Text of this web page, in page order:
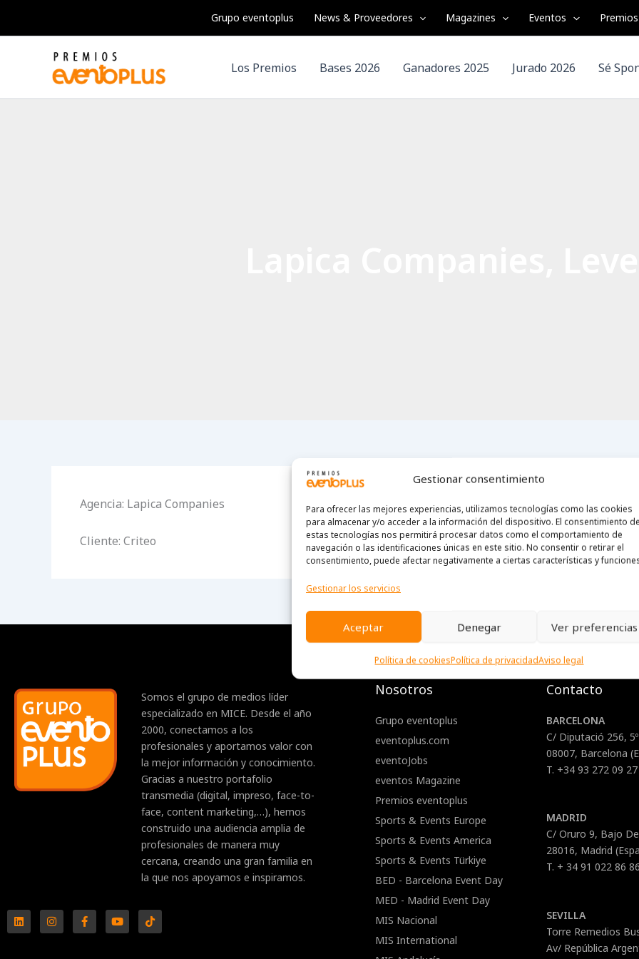
Gestionar consentimiento
Para ofrecer las mejores experiencias, utilizamos tecnologías como las cookies
para almacenar y/o acceder a la información del dispositivo. El consentimiento
estas tecnologías nos permitirá procesar datos como el comportamiento de
navegación o las identificaciones únicas en este sitio. No consentir o retirar el
consentimiento, puede afectar negativamente a ciertas características y
Gestionar los servicios
Aceptar Denegar Ver preferencias
Política de cookiesPolítica de privacidadAviso legal
Grupo eventoplus News & Proveedores Magazines Eventos Premios
Los Premios Bases 2026 Ganadores 2025 Jurado 2026 Sé
Agencia: Lapica Companies
Cliente: Criteo
Somos el grupo de medios líder
especializado en MICE. Desde el año
2000, conectamos a los
profesionales y aportamos valor con
la mejor información y conocimiento.
Gracias a nuestro portafolio
transmedia (digital, impreso, face-to-
face, content marketing,…), hemos
construido una audiencia amplia de
profesionales de manera muy
cercana, creando una gran familia en
la que nos apoyamos e inspiramos.
L
i
n
I
n
s
F
a
c
Y
o
u
T
i
k
Nosotros
Grupo eventoplus
eventoplus.com
eventoJobs
eventos Magazine
Premios eventoplus
Sports & Events Europe
Sports & Events America
Sports & Events Türkiye
BED - Barcelona Event Day
MED - Madrid Event Day
MIS Nacional
MIS International
Contacto
BARCELONA
C/ Diputació 256, 5º
08007, Barcelona
T. +34 93 272 09 27
MADRID
C/ Oruro 9, Bajo
28016, Madrid
T. + 34 91 022 86
SEVILLA
Torre Remedios
Av/ República